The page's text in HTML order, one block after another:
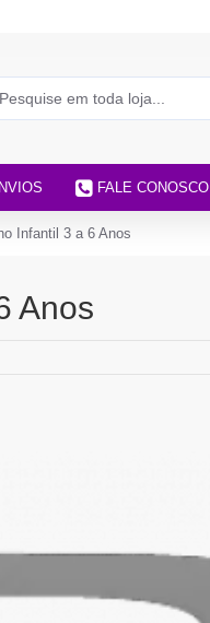
FALE CONOSCO
Infantil 3 a 6 Anos
Anos